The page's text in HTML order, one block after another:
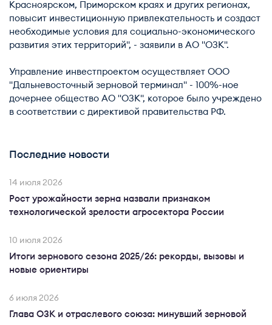
Красноярском, Приморском краях и других регионах,
повысит инвестиционную привлекательность и создаст
необходимые условия для социально-экономического
развития этих территорий", - заявили в АО "ОЗК".
Управление инвестпроектом осуществляет ООО
"Дальневосточный зерновой терминал" - 100%-ное
дочернее общество АО "ОЗК", которое было учреждено
в соответствии с директивой правительства РФ.
Последние новости
14 июля 2026
Рост урожайности зерна назвали признаком
технологической зрелости агросектора России
10 июля 2026
Итоги зернового сезона 2025/26: рекорды, вызовы и
новые ориентиры
6 июля 2026
Глава ОЗК и отраслевого союза: минувший зерновой